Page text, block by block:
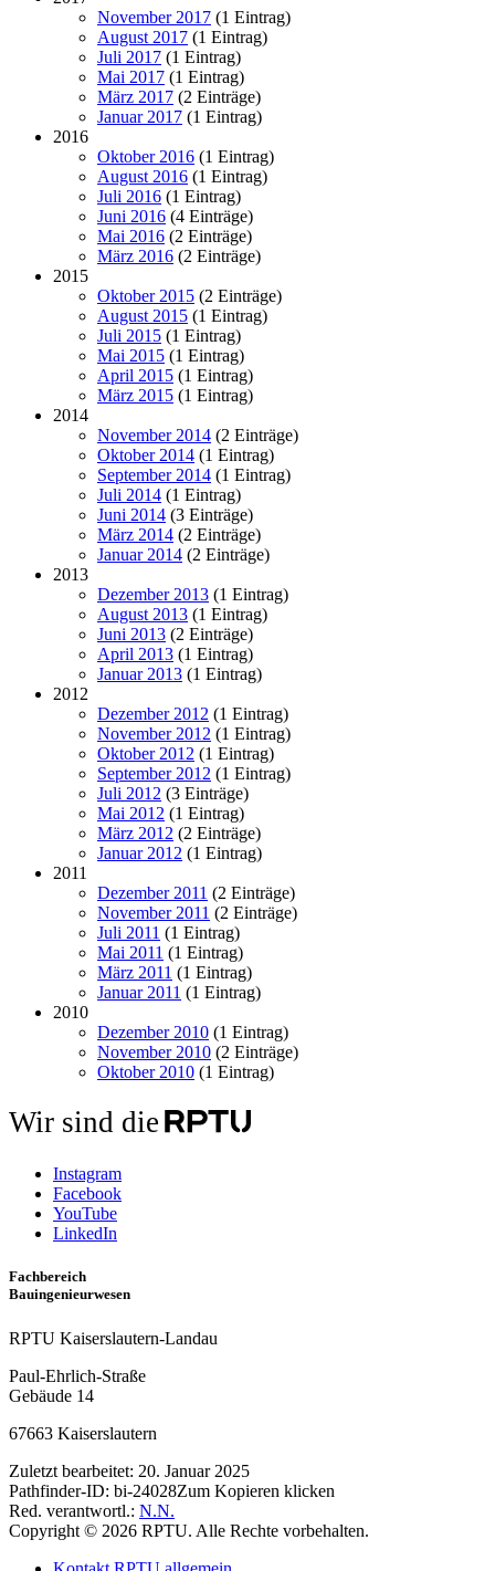
November 2017 (1 Eintrag)
August 2017 (1 Eintrag)
Juli 2017 (1 Eintrag)
Mai 2017 (1 Eintrag)
März 2017 (2 Einträge)
Januar 2017 (1 Eintrag)
2016
Oktober 2016 (1 Eintrag)
August 2016 (1 Eintrag)
Juli 2016 (1 Eintrag)
Juni 2016 (4 Einträge)
Mai 2016 (2 Einträge)
März 2016 (2 Einträge)
2015
Oktober 2015 (2 Einträge)
August 2015 (1 Eintrag)
Juli 2015 (1 Eintrag)
Mai 2015 (1 Eintrag)
April 2015 (1 Eintrag)
März 2015 (1 Eintrag)
2014
November 2014 (2 Einträge)
Oktober 2014 (1 Eintrag)
September 2014 (1 Eintrag)
Juli 2014 (1 Eintrag)
Juni 2014 (3 Einträge)
März 2014 (2 Einträge)
Januar 2014 (2 Einträge)
2013
Dezember 2013 (1 Eintrag)
August 2013 (1 Eintrag)
Juni 2013 (2 Einträge)
April 2013 (1 Eintrag)
Januar 2013 (1 Eintrag)
2012
Dezember 2012 (1 Eintrag)
November 2012 (1 Eintrag)
Oktober 2012 (1 Eintrag)
September 2012 (1 Eintrag)
Juli 2012 (3 Einträge)
Mai 2012 (1 Eintrag)
März 2012 (2 Einträge)
Januar 2012 (1 Eintrag)
2011
Dezember 2011 (2 Einträge)
November 2011 (2 Einträge)
Juli 2011 (1 Eintrag)
Mai 2011 (1 Eintrag)
März 2011 (1 Eintrag)
Januar 2011 (1 Eintrag)
2010
Dezember 2010 (1 Eintrag)
November 2010 (2 Einträge)
Oktober 2010 (1 Eintrag)
Wir sind die
Instagram
Facebook
YouTube
LinkedIn
Fachbereich
Bauingenieurwesen
RPTU Kaiserslautern-Landau
Paul-Ehrlich-Straße
Gebäude 14
67663 Kaiserslautern
Zuletzt bearbeitet: 20. Januar 2025
Pathfinder-ID: bi-24028Zum Kopieren klicken
Red. verantwortl.: N.N.
Copyright © 2026 RPTU. Alle Rechte vorbehalten.